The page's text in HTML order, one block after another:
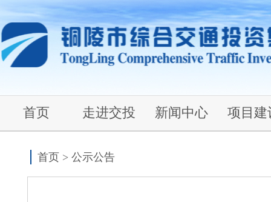
首页 走进交投 新闻中心 项目建
首页 > 公示公告